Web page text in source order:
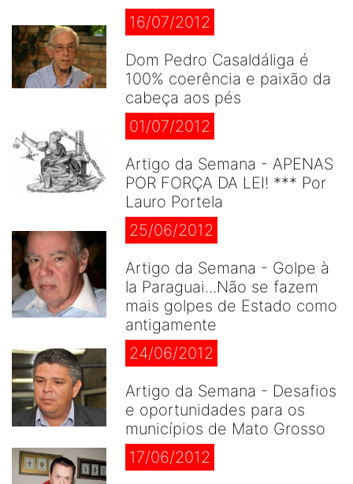
16/07/2012
Dom Pedro Casaldáliga é
100% coerência e paixão da
cabeça aos pés
01/07/2012
Artigo da Semana - APENAS
POR FORÇA DA LEI! *** Por
Lauro Portela
25/06/2012
Artigo da Semana - Golpe à
la Paraguai...Não se fazem
mais golpes de Estado como
antigamente
24/06/2012
Artigo da Semana - Desafios
e oportunidades para os
municípios de Mato Grosso
17/06/2012